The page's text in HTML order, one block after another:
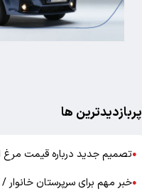
پربازدیدترین ها
●تصمیم جدید درباره قیمت مرغ
●